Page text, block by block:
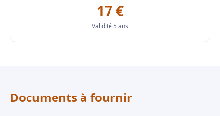
17 €
Validité 5 ans
Documents à fournir